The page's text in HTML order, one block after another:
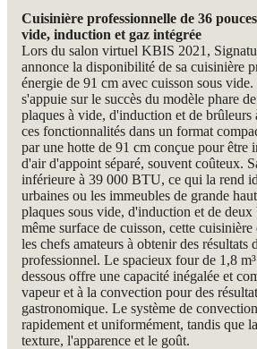
Cuisinière professionnelle de 36
vide, induction et gaz intégrée
Lors du salon virtuel KBIS 2021,
annonce la disponibilité de sa cuisinière
énergie de 91 cm avec cuisson sous
s'appuie sur le succès du modèle phare
plaques à vide, d'induction et de brûleurs
ces fonctionnalités dans un format
par une hotte de 91 cm conçue pour être
d'air d'appoint séparé, souvent coûteux.
inférieure à 39 000 BTU, ce qui la rend
urbaines ou les immeubles de grande
plaques sous vide, d'induction et de deux
même surface de cuisson, cette
les chefs amateurs à obtenir des résultats
professionnel. Le spacieux four de 1,8
dessous offre une capacité inégalée et
vapeur et à la convection pour des
gastronomique. Le système de
rapidement et uniformément, tandis que
texture, l'apparence et le goût.